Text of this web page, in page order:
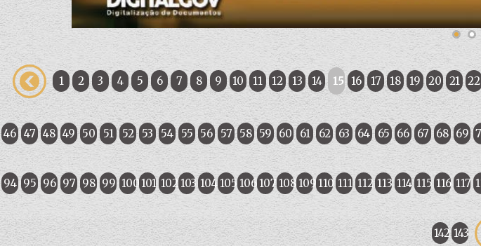
1 2 3 4 5 6 7 8 9 10 11 12 13 14 15 16 17 18 19 20 21 22
46 47 48 49 50 51 52 53 54 55 56 57 58 59 60 61 62 63 64 65 66 67 68 69
94 95 96 97 98 99 100101 102 103 104 105 106 107 108 109110 111 112 113 114 115 116 117
142 143